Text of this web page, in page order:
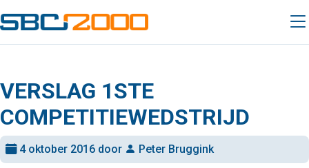
VERSLAG 1STE
COMPETITIEWEDSTRIJD
4 oktober 2016 door Peter Bruggink